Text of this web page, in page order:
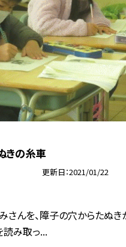
きの糸車
更新日 2021/01/22
さんを、障子の穴からたぬき
読み取っ...